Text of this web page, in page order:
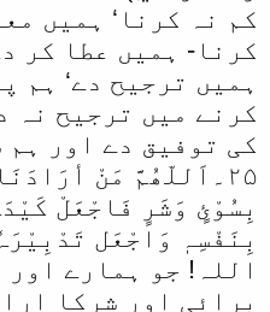
کم نہ کرنا‘ ہمیں
کرنا- ہمیں عطا کر
ہمیں ترجیح دے‘ ہم
کرنے میں ترجیح نہ
کی توفیق دے اور
۲۵۔اَللّھُمَّ مَنْ
بِسُوْئٍ وَشَرٍ فَاجْعَلْ
بِنَفْسِہٖ وَاجْعَل
اللہ! جو ہمارے
برائی اور شرکا